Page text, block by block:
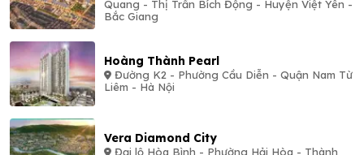
Quang - Thị Trấn Bích Động - Huyện Việt Yên -
Bắc Giang
Hoàng Thành Pearl
Đường K2 - Phường Cầu Diễn - Quận Nam Từ
Liêm - Hà Nội
Vera Diamond City
Đại lộ Hòa Bình - Phường Hải Hòa - Thành